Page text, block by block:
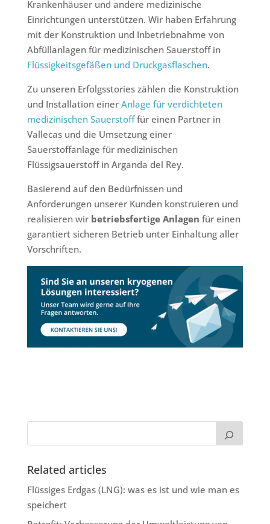
Krankenhäuser und andere medizinische
Einrichtungen unterstützen. Wir haben Erfahrung
mit der Konstruktion und Inbetriebnahme von
Abfüllanlagen für medizinischen Sauerstoff in
Flüssigkeitsgefäßen und Druckgasflaschen.
Zu unseren Erfolgsstories zählen die Konstruktion
und Installation einer Anlage für verdichteten
medizinischen Sauerstofffür einen Partner in
Vallecas und die Umsetzung einer
Sauerstoffanlage für medizinischen
Flüssigsauerstoff in Arganda del Rey.
Basierend auf den Bedürfnissen und
Anforderungen unserer Kunden konstruieren und
realisieren wir betriebsfertige Anlagen für einen
garantiert sicheren Betrieb unter Einhaltung aller
Vorschriften.
Related articles
Flüssiges Erdgas (LNG): was es ist und wie man es
speichert